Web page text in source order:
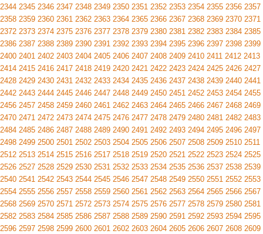
2344 2345 2346 2347 2348 2349 2350 2351 2352 2353 2354 2355 2356 2357
2358 2359 2360 2361 2362 2363 2364 2365 2366 2367 2368 2369 2370 2371
2372 2373 2374 2375 2376 2377 2378 2379 2380 2381 2382 2383 2384 2385
2386 2387 2388 2389 2390 2391 2392 2393 2394 2395 2396 2397 2398 2399
2400 2401 2402 2403 2404 2405 2406 2407 2408 2409 2410 2411 2412 2413
2414 2415 2416 2417 2418 2419 2420 2421 2422 2423 2424 2425 2426 2427
2428 2429 2430 2431 2432 2433 2434 2435 2436 2437 2438 2439 2440 2441
2442 2443 2444 2445 2446 2447 2448 2449 2450 2451 2452 2453 2454 2455
2456 2457 2458 2459 2460 2461 2462 2463 2464 2465 2466 2467 2468 2469
2470 2471 2472 2473 2474 2475 2476 2477 2478 2479 2480 2481 2482 2483
2484 2485 2486 2487 2488 2489 2490 2491 2492 2493 2494 2495 2496 2497
2498 2499 2500 2501 2502 2503 2504 2505 2506 2507 2508 2509 2510 2511
2512 2513 2514 2515 2516 2517 2518 2519 2520 2521 2522 2523 2524 2525
2526 2527 2528 2529 2530 2531 2532 2533 2534 2535 2536 2537 2538 2539
2540 2541 2542 2543 2544 2545 2546 2547 2548 2549 2550 2551 2552 2553
2554 2555 2556 2557 2558 2559 2560 2561 2562 2563 2564 2565 2566 2567
2568 2569 2570 2571 2572 2573 2574 2575 2576 2577 2578 2579 2580 2581
2582 2583 2584 2585 2586 2587 2588 2589 2590 2591 2592 2593 2594 2595
2596 2597 2598 2599 2600 2601 2602 2603 2604 2605 2606 2607 2608 2609